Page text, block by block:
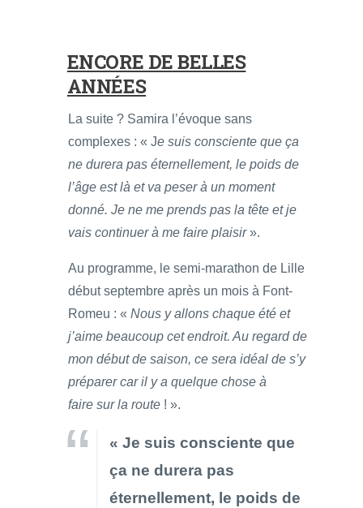
ENCORE DE BELLES
ANNÉES
La suite ? Samira l’évoque sans
complexes : « Je suis consciente que ça
ne durera pas éternellement, le poids de
l’âge est là et va peser à un moment
donné. Je ne me prends pas la tête et je
vais continuer à me faire plaisir».
Au programme, le semi-marathon de Lille
début septembre après un mois à Font-
Romeu : « Nous y allons chaque été et
j’aime beaucoup cet endroit. Au regard de
mon début de saison, ce sera idéal de s’y
préparer car il y a quelque chose à
faire sur la route ! ».
« Je suis consciente que
ça ne durera pas
éternellement, le poids de